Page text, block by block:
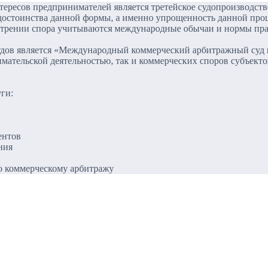
предпринимателей является третейское
данной формы, а именно упрощенность данной
спора учитываются международные обычаи и нормы
является «Международный коммерческий арбитражный
деятельностью, так и коммерческих споров
арбитражу